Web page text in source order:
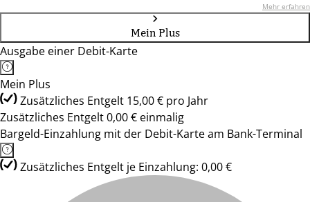
Mehr erfahren
Mein Plus
Ausgabe einer Debit-Karte
Mein Plus
Zusätzliches Entgelt 15,00 € pro Jahr
Zusätzliches Entgelt 0,00 € einmalig
Bargeld-Einzahlung mit der Debit-Karte am Bank-Terminal
Zusätzliches Entgelt je Einzahlung: 0,00 €